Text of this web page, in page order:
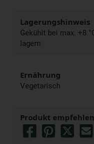
Lagerungshinweis
Gekühlt bei max. +8
lagern
Ernährung
Vegetarisch
Produkt empfehlen